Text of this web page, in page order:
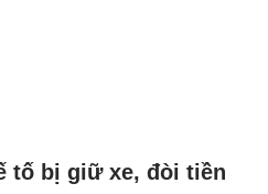
tố bị giữ xe, đòi tiền